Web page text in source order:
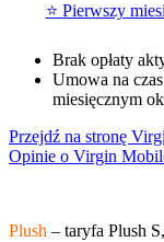
⭐ Pierwszy
Brak opłaty
Umowa na
miesięcznym
Przejdź na stronę
Opinie o Virgin
Plush – taryfa Plush